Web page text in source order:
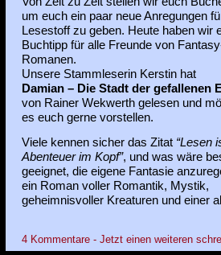
um euch ein paar neue Anregungen
Lesestoff zu geben. Heute haben wir
Buchtipp für alle Freunde von
Romanen.
Unsere Stammleserin Kerstin hat
Damian – Die Stadt der gefallenen
von Rainer Wekwerth gelesen und
es euch gerne vorstellen.
Viele kennen sicher das Zitat “Lesen
Abenteuer im Kopf”, und was wäre
geeignet, die eigene Fantasie
ein Roman voller Romantik, Mystik,
geheimnisvoller Kreaturen und einer
4 Kommentare - Jetzt einen weiteren